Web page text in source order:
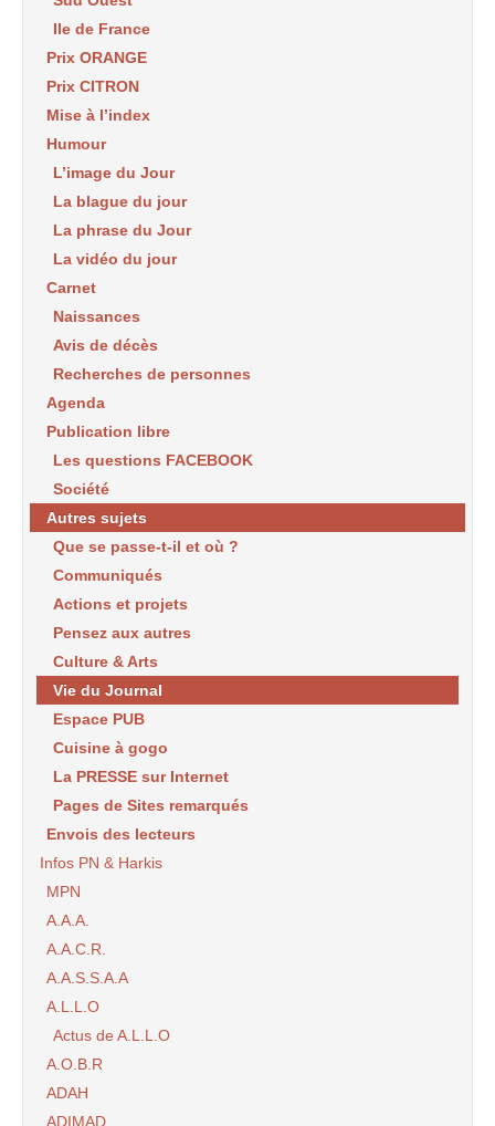
Ile de France
Prix ORANGE
Prix CITRON
Mise à l’index
Humour
L’image du Jour
La blague du jour
La phrase du Jour
La vidéo du jour
Carnet
Naissances
Avis de décès
Recherches de personnes
Agenda
Publication libre
Les questions FACEBOOK
Société
Autres sujets
Que se passe-t-il et où ?
Communiqués
Actions et projets
Pensez aux autres
Culture & Arts
Vie du Journal
Espace PUB
Cuisine à gogo
La PRESSE sur Internet
Pages de Sites remarqués
Envois des lecteurs
Infos PN & Harkis
MPN
A.A.A.
A.A.C.R.
A.A.S.S.A.A
A.L.L.O
Actus de A.L.L.O
A.O.B.R
ADAH
ADIMAD